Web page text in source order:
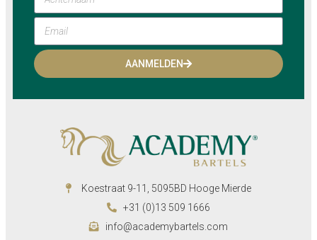
AANMELDEN
Koestraat 9-11, 5095BD Hooge Mierde
+31 (0)13 509 1666
info@academybartels.com